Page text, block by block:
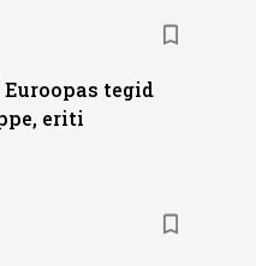
tegid
eriti